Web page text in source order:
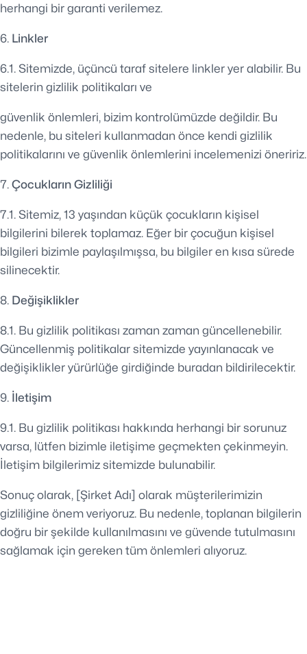
herhangi bir garanti verilemez.
Linkler
6.1. Sitemizde, üçüncü taraf sitelere linkler yer alabilir. Bu
sitelerin gizlilik politikaları ve
güvenlik önlemleri, bizim kontrolümüzde değildir. Bu
nedenle, bu siteleri kullanmadan önce kendi gizlilik
politikalarını ve güvenlik önlemlerini incelemenizi öneririz.
Çocukların Gizliliği
7.1. Sitemiz, 13 yaşından küçük çocukların kişisel
bilgilerini bilerek toplamaz. Eğer bir çocuğun kişisel
bilgileri bizimle paylaşılmışsa, bu bilgiler en kısa sürede
silinecektir.
Değişiklikler
8.1. Bu gizlilik politikası zaman zaman güncellenebilir.
Güncellenmiş politikalar sitemizde yayınlanacak ve
değişiklikler yürürlüğe girdiğinde buradan bildirilecektir.
İletişim
9.1. Bu gizlilik politikası hakkında herhangi bir sorunuz
varsa, lütfen bizimle iletişime geçmekten çekinmeyin.
İletişim bilgilerimiz sitemizde bulunabilir.
Sonuç olarak, [Şirket Adı] olarak müşterilerimizin
gizliliğine önem veriyoruz. Bu nedenle, toplanan bilgilerin
doğru bir şekilde kullanılmasını ve güvende tutulmasını
sağlamak için gereken tüm önlemleri alıyoruz.